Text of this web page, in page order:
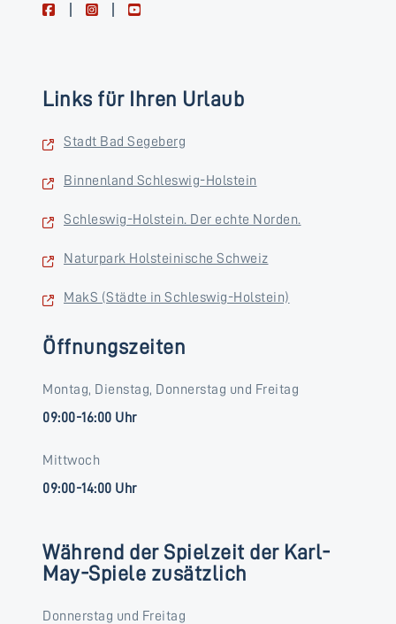
facebookinstagramyoutube
Links für Ihren Urlaub
Stadt Bad Segeberg
Binnenland Schleswig-Holstein
Schleswig-Holstein. Der echte Norden.
Naturpark Holsteinische Schweiz
MakS (Städte in Schleswig-Holstein)
Öffnungszeiten
Montag, Dienstag, Donnerstag und Freitag
09:00-16:00 Uhr
Mittwoch
09:00-14:00 Uhr
Während der Spielzeit der Karl-
May-Spiele zusätzlich
Donnerstag und Freitag